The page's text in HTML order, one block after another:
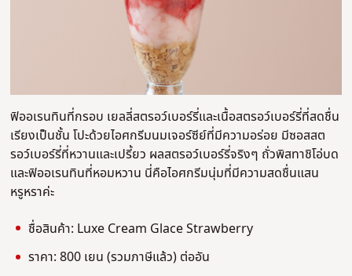
ฟิออเรนทินที่กรอบ เยลลี่สตรอว์เบอร์รี่และเนื้อสตรอว์เบอร์รี่ที่สดชื่น
เรียงเป็นชั้น โปะด้วยไอศกรีมนมเจอร์ซีย์ที่มีความอร่อย มีซอสสต
รอว์เบอร์รี่ที่หวานและเปรี้ยว ผลสตรอว์เบอร์รี่จริงๆ ถั่วพิสทาชิโอ่บด
และฟิออเรนทินที่หอมหวาน นี่คือไอศกรีมนุ่มที่มีความสดชื่นแสน
หรูหราค่ะ
ชื่อสินค้า: Luxe Cream Glace Strawberry
ราคา: 800 เยน (รวมภาษีแล้ว) ต่ออัน